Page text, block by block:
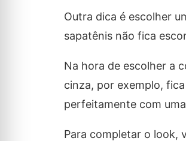
Outra dica é escolher
sapatênis não fica
Na hora de escolher a
cinza, por exemplo,
perfeitamente com
Para completar o look,